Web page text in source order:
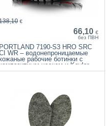
66,10 €
без ПВН
€
PORTLAND 7190-S3 HRO SRC
WR – водонепроницаемые
рабочие ботинки с
носком и Kevlar
подошвой